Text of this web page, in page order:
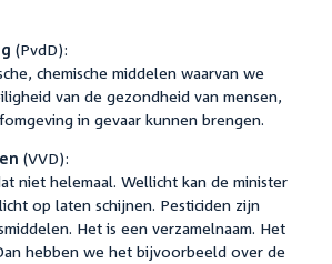
(PvdD):
chemische middelen waarvan we
van de gezondheid van mensen,
in gevaar kunnen brengen.
(VVD):
niet helemaal. Wellicht kan de minister
op laten schijnen. Pesticiden zijn
Het is een verzamelnaam. Het
hebben we het bijvoorbeeld over de